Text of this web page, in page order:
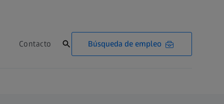
Contacto Búsqueda de empleo